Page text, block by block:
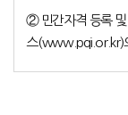
② 민간자격 등록 및
스(www.pqi.or.kr)